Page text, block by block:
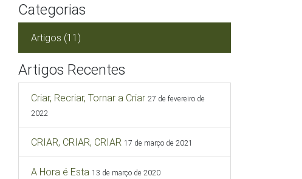
Categorias
Artigos (11)
Artigos Recentes
Criar, Recriar, Tornar a Criar 27 de fevereiro de
2022
CRIAR, CRIAR, CRIAR 17 de março de 2021
A Hora é Esta 13 de março de 2020